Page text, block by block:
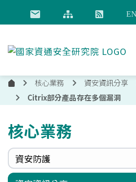
跳到主要內容
通
全
首
核心業務 資安資訊分享
Citrix部分產品存在多個漏洞
核心業務
資安防護